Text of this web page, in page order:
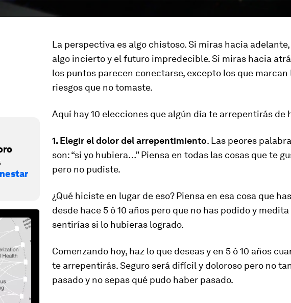
La perspectiva es algo chistoso. Si miras hacia
algo incierto y el futuro impredecible. Si miras hacia
los puntos parecen conectarse, excepto los que marcan
riesgos que no tomaste.
Aquí hay 10 elecciones que algún día te arrepentirás de
1. Elegir el dolor del arrepentimiento. Las peores
son: “si yo hubiera…” Piensa en todas las cosas que te
pero no pudiste.
¿Qué hiciste en lugar de eso? Piensa en esa cosa que
desde hace 5 ó 10 años pero que no has podido y
sentirías si lo hubieras logrado.
Comenzando hoy, haz lo que deseas y en 5 ó 10 años
te arrepentirás. Seguro será difícil y doloroso pero no
pasado y no sepas qué pudo haber pasado.